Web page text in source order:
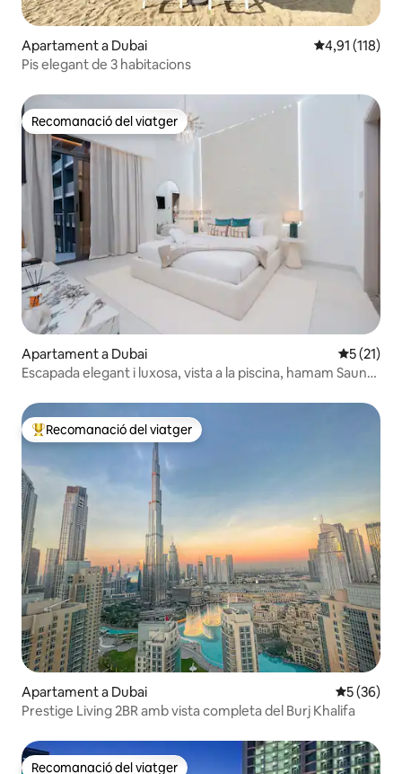
Apartament a Dubai 4,91 de
4,91 (118)
Pis elegant de 3 habitacions
Recomanació del viatger
Recomanació del viatger
Apartament a Dubai 5 de
5 (21)
Escapada elegant i luxosa, vista a la piscina, hamam Sauna
Principals recomanacions dels viatgers
Recomanació del viatger
Apartament a Dubai 5 de
5 (36)
Prestige Living 2BR amb vista completa del Burj Khalifa
Recomanació del viatger